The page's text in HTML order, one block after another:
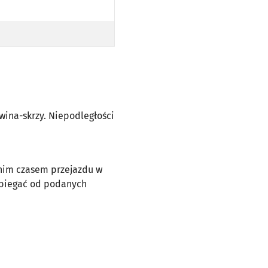
skrzy. Niepodległości
czasem przejazdu w
od podanych